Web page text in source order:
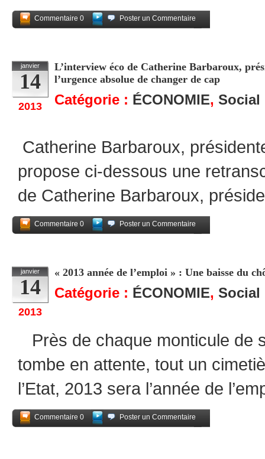
Commentaire 0
Poster un Commentaire
janvier
14
2013
L’interview éco de Catherine Barbaroux,
l’urgence absolue de changer de cap
Catégorie : ÉCONOMIE, Social
Catherine Barbaroux,
propose ci-dessous une
de Catherine Barbaroux,
Commentaire 0
Poster un Commentaire
janvier
14
2013
« 2013 année de l’emploi » : Une baisse du
Catégorie : ÉCONOMIE, Social
Près de chaque monticule de
tombe en attente, tout un
l’Etat, 2013 sera l’année de
Commentaire 0
Poster un Commentaire